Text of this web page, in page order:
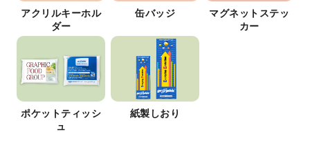
アクリルキーホル
ダー
缶バッジ
マグネットステッ
カー
ポケットティッシ
ュ
紙製しおり